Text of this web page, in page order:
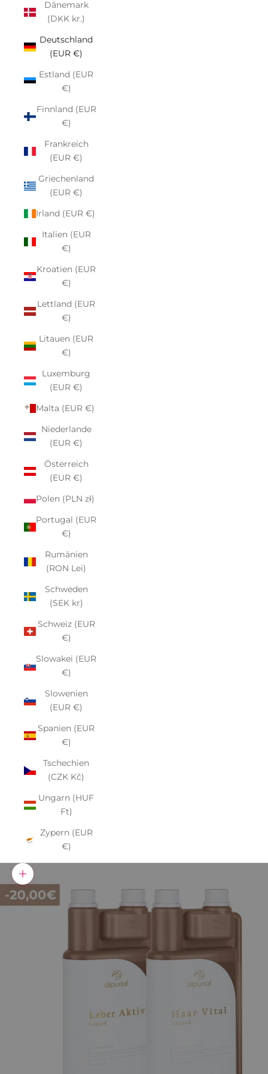
Dänemark
(DKK kr.)
Deutschland
(EUR €)
Estland (EUR
€)
Finnland (EUR
€)
Frankreich
(EUR €)
Griechenland
(EUR €)
Irland (EUR €)
Italien (EUR
€)
Kroatien (EUR
€)
Lettland (EUR
€)
Litauen (EUR
€)
Luxemburg
(EUR €)
Malta (EUR €)
Niederlande
(EUR €)
Österreich
(EUR €)
Polen (PLN zł)
Portugal (EUR
€)
Rumänien
(RON Lei)
Schweden
(SEK kr)
Schweiz (EUR
€)
Slowakei (EUR
€)
Slowenien
(EUR €)
Spanien (EUR
€)
Tschechien
(CZK Kč)
Ungarn (HUF
Ft)
Zypern (EUR
€)
Bild vergrößern